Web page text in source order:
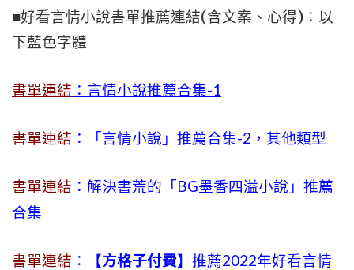
■好看言情小說書單推薦連結(含文案、心得)：以
下藍色字體
書單連結 ：言情小說推薦合集-1
書單連結 ：「言情小說」推薦合集-2，其他類型
書單連結 ：解決書荒的「BG墨香四溢小說」推薦
合集
書單連結 ：【方格子付費】推薦2022年好看言情